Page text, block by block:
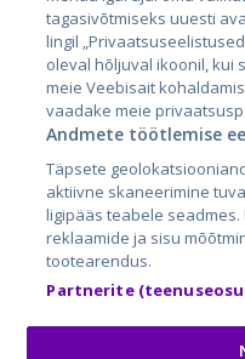
City24.lv
City24.ee
GetaPro.lv
GetaPro.ee
Autoplius.lt
Aruodas.lt
tagasivõtmiseks uuesti
lingil
oleval hõljuval ikoonil, kui
meie Veebisait
vaadake meie
Andmete töötlemise
Täpsete
aktiivne skaneerimine
ligipääs teabele
reklaamide ja sisu
tootearendus.
Partnerite